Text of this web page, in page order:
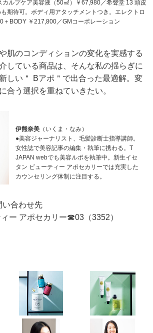
カルプケア美容液（50㎖）￥67,980／希聲堂 13 頭皮
期待可。ボディ用アタッチメントつき。エレクトロ
＋BODY ￥217,800／GMコーポレーション
肌のコンディションの変化を実感する
している商品は、そんな私の揺らぎに
しい＂ Bアポ＂で出合った最適解。変
合う選択を重ねていきたい。
伊熊奈美 （いくま・なみ）
●美容ジャーナリスト、毛髪診断士指導講師。
女性誌で美容記事の編集・執筆に携わる。T
JAPAN webでも美容ルポを執筆中。新生イセ
タン ビューティー アポセカリーでは充実した
カウンセリング体制に注目する。
合わせ先
ー アポセカリー☎03（3352）